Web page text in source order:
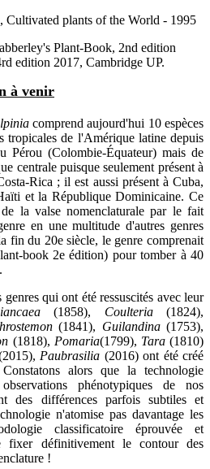
, Cultivated plants of the World - 1995
Plant-Book, 2nd edition
edition 2017, Cambridge UP.
à venir
comprend aujourd'hui 10 espèces
tropicales de l'Amérique latine depuis
Pérou (Colombie-Équateur) mais de
centrale puisque seulement présent à
Rica ; il est aussi présent à Cuba,
et la République Dominicaine. Ce
la valse nomenclaturale par le fait
en une multitude d'autres genres
fin du 20e siècle, le genre comprenait
book 2e édition) pour tomber à 40
qui ont été ressuscités avec leur
(1858), Coulteria(1824),
(1841), Guilandina(1753),
(1818), Pomaria(1799), Tara(1810)
Paubrasilia (2016) ont été créé
alors que la technologie
phénotypiques de nos
des différences parfois subtiles et
n'atomise pas davantage les
classificatoire éprouvée et
fixer définitivement le contour des
!